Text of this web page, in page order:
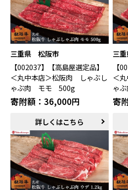
三重県 松阪市
【002037】【高島屋選定品】
＜丸中本店＞松阪肉 しゃぶし
ゃぶ肉 モモ 500g
寄附額：36,000円
詳しくはこちら
三
【
＜
ゃ
寄